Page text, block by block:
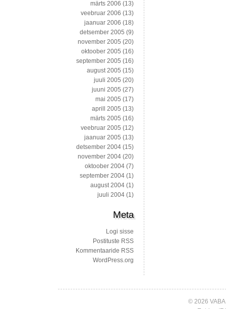
märts 2006 (13)
veebruar 2006 (13)
jaanuar 2006 (18)
detsember 2005 (9)
november 2005 (20)
oktoober 2005 (16)
september 2005 (16)
august 2005 (15)
juuli 2005 (20)
juuni 2005 (27)
mai 2005 (17)
aprill 2005 (13)
märts 2005 (16)
veebruar 2005 (12)
jaanuar 2005 (13)
detsember 2004 (15)
november 2004 (20)
oktoober 2004 (7)
september 2004 (1)
august 2004 (1)
juuli 2004 (1)
Meta
Logi sisse
Postituste RSS
Kommentaaride RSS
WordPress.org
© 2026